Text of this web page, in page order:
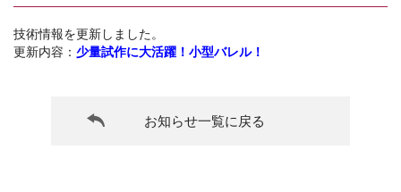
技術情報を更新しました。
更新内容： 少量試作に大活躍！小型バレル！
お知らせ一覧に戻る